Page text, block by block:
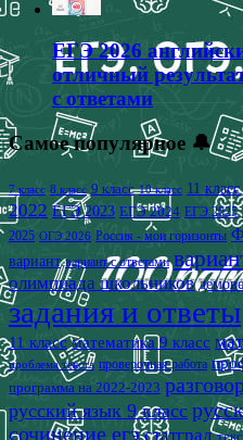
ЕГЭ 2026
отличный
с ответами
Самое популярное 🔔
7 класс 8 класс 9 класс 10 класс 11 класс
2022 ЕГЭ 2023 ЕГЭ 2024 ЕГЭ 2025
2025 ОГЭ 2026 Россия - мои горизонты
вариант вариант с ответами
олимпиада школьников
задания и ответы
11 класс математика 9 класс
проблема текста проверочная работа
программа на 2022-2023
русский язык 9 класс
сочинение егэ статград